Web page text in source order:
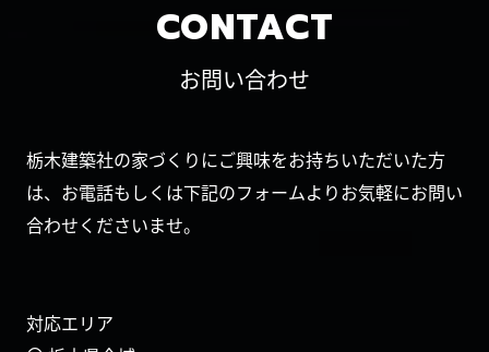
CONTACT
お問い合わせ
栃木建築社の家づくりにご興味をお持ちいただいた方
は、お電話もしくは下記のフォームよりお気軽にお問い
合わせくださいませ。
対応エリア